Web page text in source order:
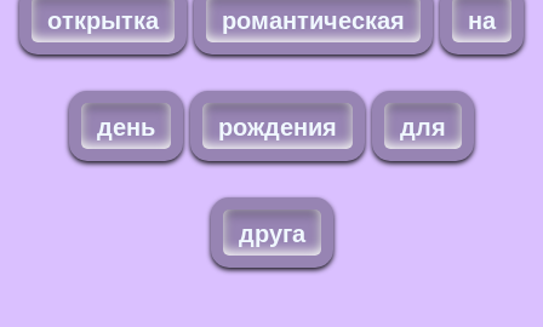
открытка романтическая на
день рождения для
друга